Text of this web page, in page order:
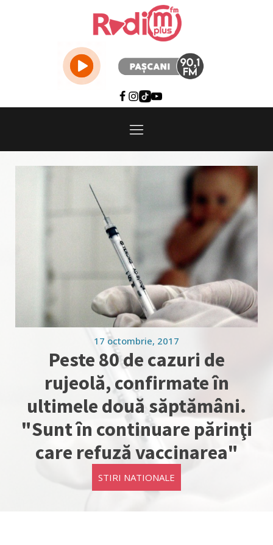
17 octombrie, 2017
Peste 80 de cazuri de
rujeolă, confirmate în
ultimele două săptămâni.
"Sunt în continuare părinţi
care refuză vaccinarea"
STIRI NATIONALE